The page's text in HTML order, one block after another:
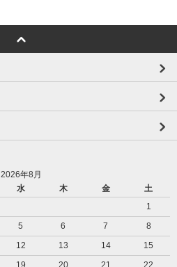
2026年8月
水 木 金
土
1
5 6 7
8
12 13 14
15